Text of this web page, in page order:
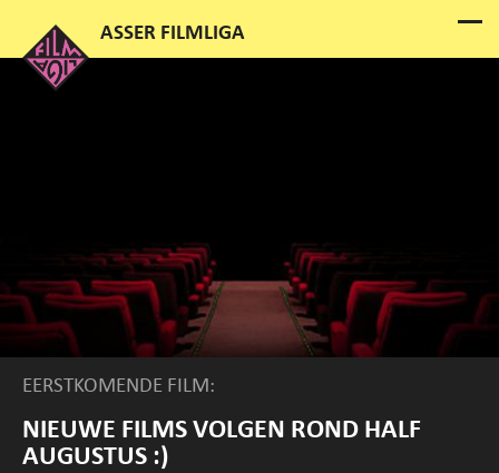
EERSTKOMENDE FILM:
NIEUWE FILMS VOLGEN ROND HALF
AUGUSTUS :)